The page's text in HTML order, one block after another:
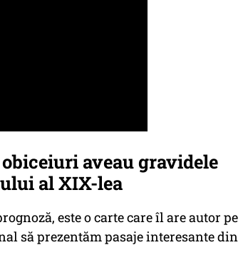
aveau gravidele
al XIX-lea
este o carte care îl are autor pe
să prezentăm pasaje interesante din